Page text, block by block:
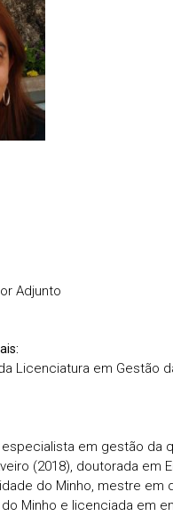
Adjunto
Licenciatura em Gestão
em gestão da
(2018), doutorada em
do Minho, mestre em
Minho e licenciada em